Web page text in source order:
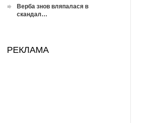
Верба знов вляпалася в
скандал…
РЕКЛАМА